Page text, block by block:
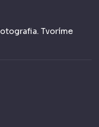
Tvoríme